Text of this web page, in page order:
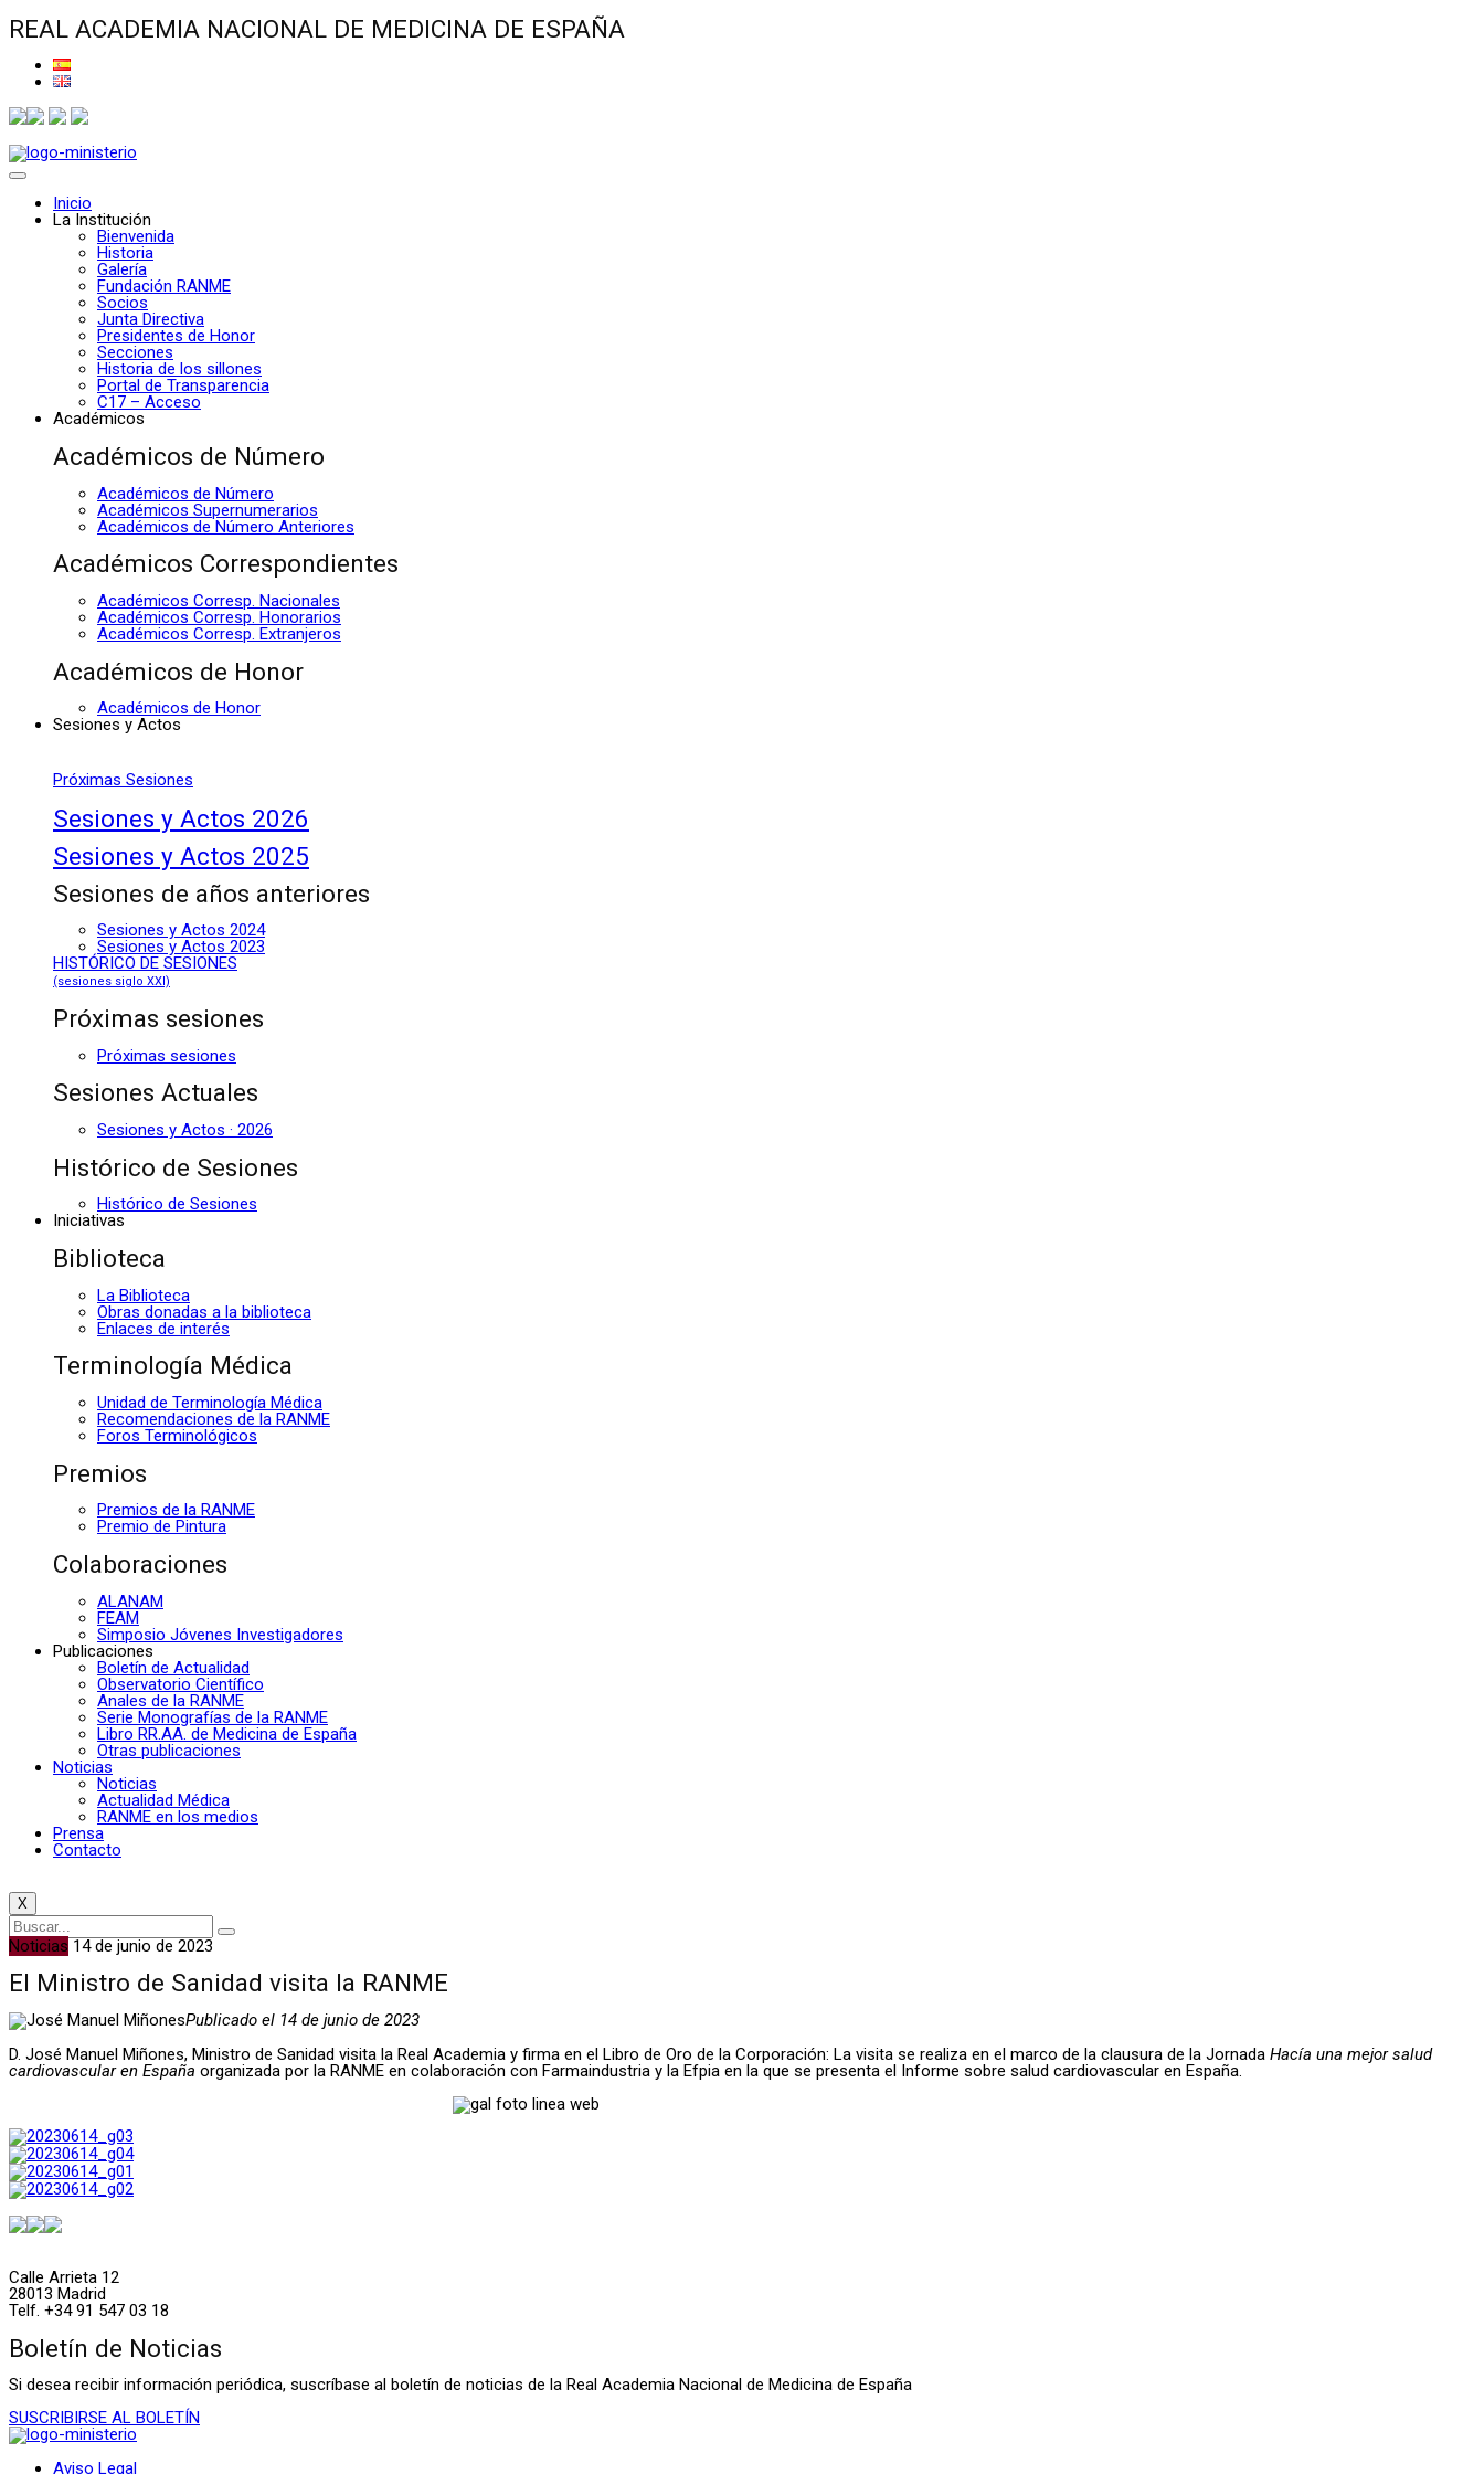
REAL ACADEMIA NACIONAL DE MEDICINA DE ESPAÑA
Inicio
La Institución
Bienvenida
Historia
Galería
Fundación RANME
Socios
Junta Directiva
Presidentes de Honor
Secciones
Historia de los sillones
Portal de Transparencia
C17 – Acceso
Académicos
Académicos de Número
Académicos de Número
Académicos Supernumerarios
Académicos de Número Anteriores
Académicos Correspondientes
Académicos Corresp. Nacionales
Académicos Corresp. Honorarios
Académicos Corresp. Extranjeros
Académicos de Honor
Académicos de Honor
Sesiones y Actos
Próximas Sesiones
Sesiones y Actos 2026
Sesiones y Actos 2025
Sesiones de años anteriores
Sesiones y Actos 2024
Sesiones y Actos 2023
HISTÓRICO DE SESIONES
(sesiones siglo XXI)
Próximas sesiones
Próximas sesiones
Sesiones Actuales
Sesiones y Actos · 2026
Histórico de Sesiones
Histórico de Sesiones
Iniciativas
Biblioteca
La Biblioteca
Obras donadas a la biblioteca
Enlaces de interés
Terminología Médica
Unidad de Terminología Médica
Recomendaciones de la RANME
Foros Terminológicos
Premios
Premios de la RANME
Premio de Pintura
Colaboraciones
ALANAM
FEAM
Simposio Jóvenes Investigadores
Publicaciones
Boletín de Actualidad
Observatorio Científico
Anales de la RANME
Serie Monografías de la RANME
Libro RR.AA. de Medicina de España
Otras publicaciones
Noticias
Noticias
Actualidad Médica
RANME en los medios
Prensa
Contacto
X
Noticias 14 de junio de 2023
El Ministro de Sanidad visita la RANME
Publicado el 14 de junio de 2023
D. José Manuel Miñones, Ministro de Sanidad visita la Real Academia y firma en el Libro de Oro de la Corporación: La visita se realiza en el marco de la clausura de la Jornada Hacía una mejor salud
cardiovascular en España organizada por la RANME en colaboración con Farmaindustria y la Efpia en la que se presenta el Informe sobre salud cardiovascular en España.
Calle Arrieta 12
28013 Madrid
Telf. +34 91 547 03 18
Boletín de Noticias
Si desea recibir información periódica, suscríbase al boletín de noticias de la Real Academia Nacional de Medicina de España
SUSCRIBIRSE AL BOLETÍN
Aviso Legal